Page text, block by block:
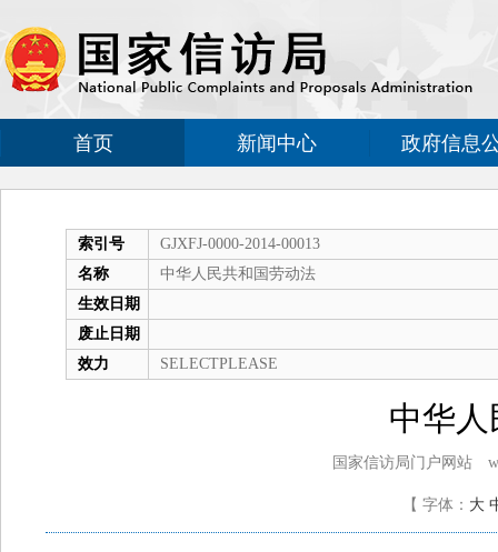
首页 新闻中心 政府信息
索引号
GJXFJ-0000-2014-00013
名称
中华人民共和国劳动法
生效日期
废止日期
效力
SELECTPLEASE
中华
国家信访局门户网站
【 字体： 大